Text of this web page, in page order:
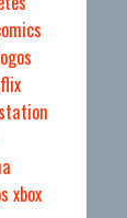
xbox